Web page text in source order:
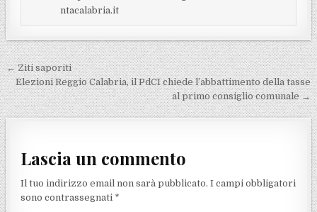
ntacalabria.it
Navigazione articoli
← Ziti saporiti
Elezioni Reggio Calabria, il PdCI chiede l’abbattimento della tasse
al primo consiglio comunale →
Lascia un commento
Il tuo indirizzo email non sarà pubblicato. I campi obbligatori
sono contrassegnati *